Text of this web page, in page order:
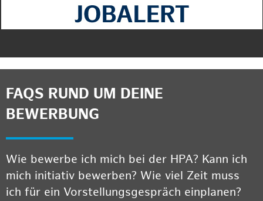
FAQS RUND UM DEINE
BEWERBUNG
Wie bewerbe ich mich bei der HPA? Kann ich
mich initiativ bewerben? Wie viel Zeit muss
ich für ein Vorstellungsgespräch einplanen?